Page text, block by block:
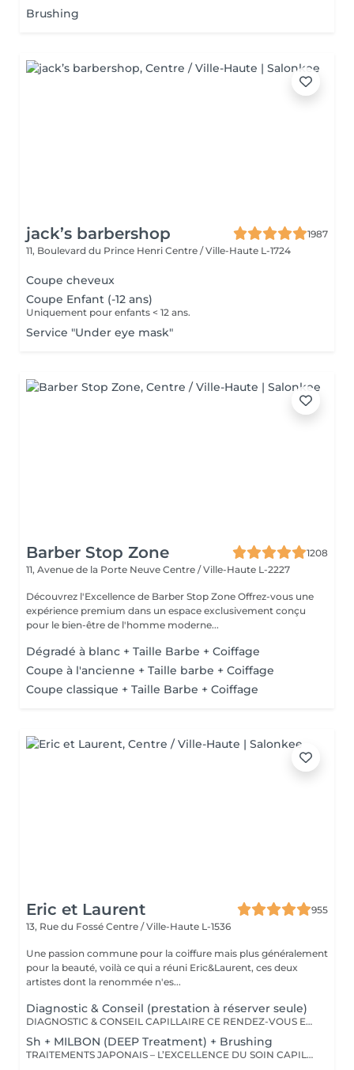
Brushing
jack’s barbershop
1987
11, Boulevard du Prince Henri Centre / Ville-Haute L-1724
Coupe cheveux
Coupe Enfant (-12 ans)
Uniquement pour enfants < 12 ans.
Service "Under eye mask"
Barber Stop Zone
1208
11, Avenue de la Porte Neuve Centre / Ville-Haute L-2227
Découvrez l'Excellence de Barber Stop Zone Offrez-vous une
expérience premium dans un espace exclusivement conçu
pour le bien-être de l'homme moderne...
Dégradé à blanc + Taille Barbe + Coiffage
Coupe à l'ancienne + Taille barbe + Coiffage
Coupe classique + Taille Barbe + Coiffage
Eric et Laurent
955
13, Rue du Fossé Centre / Ville-Haute L-1536
Une passion commune pour la coiffure mais plus généralement
pour la beauté, voilà ce qui a réuni Eric&Laurent, ces deux
artistes dont la renommée n'es...
Diagnostic & Conseil (prestation à réserver seule)
DIAGNOSTIC & CONSEIL CAPILLAIRE CE RENDEZ-VOUS EST EXCLUSIVEMENT RÉSERVÉ À UNE PREMIÈRE RENCONTRE AVEC NOTRE EXPERT CAPILLAIRE AFIN DE RÉALISER UN DIAGNOSTIC PERSONNALISÉ DE VOS CHEVEUX ET DE VOTRE CUIR CHEVELU. CETTE CONSULTATION DOIT ÊTRE RÉSERVÉE SEULE ET NE PEUT ÊTRE ASSOCIÉE À AUCUNE AUTRE PRESTATION OU RÉSERVATION. À L'ISSUE DE CET ÉCHANGE, UN ACCOMPAGNEMENT ET DES RECOMMANDATIONS ADAPTÉS À VOS BESOINS POURRONT VOUS ÊTRE PROPOSÉS. Diagnostic & Conseil Capillaire Prenez un moment privilégié pour échanger autour de vos cheveux, de vos envies et de vos habitudes. Lors de ce rendez-vous, nous réalisons un diagnostic personnalisé du cuir chevelu et de la fibre capillaire, nous vous orientons vers les coupes, couleurs et traitements les plus adaptés à votre image, à votre routine et à la beauté naturelle de vos cheveux. Nous vous apportons également des conseils personnalisés sur l'entretien à la maison ainsi que sur les produits les plus adaptés à vos besoins pour prolonger les résultats et préserver la beauté de vos cheveux au quotidien. Ce moment permet aussi de répondre à toutes vos questions et de construire ensemble un résultat entièrement sur mesure.
Sh + MILBON (DEEP Treatment) + Brushing
TRAITEMENTS JAPONAIS – L’EXCELLENCE DU SOIN CAPILLAIRE Découvrez un univers de soins capillaires japonais haut de gamme, reconnus pour leur technologie avancée et leurs résultats exceptionnels. Des traitements sur-mesure conçus pour répondre aux besoins spécifiques de chaque chevelure : hydratation, réparation, discipline, cuir chevelu ou nutrition . Chaque traitement agit au cœur de la fibre capillaire pour révéler des cheveux visiblement plus sains, brillants et soyeux. -Nos différentes lignes de traitements : SMOOTH (Collagène) Pour les cheveux emmêlés, ternes ou difficiles à coiffer. • Démêle instantanément • Lisse la fibre capillaire • Apporte douceur et brillance • Toucher léger et soyeux REPAIR (CMADK / Kératine) Pour les cheveux sensibilisés, cassants ou très abîmés. • Répare intensément • Renforce la structure interne du cheveu • Reconstruit la fibre en profondeur • Redonne force et élasticité ANTI-FRIZZ (Céramides / 18-MEA) Pour les cheveux indisciplinés, sensibilisés à l’humidité. • Contrôle les frisottis • Réduit le volume excessif • Protège de l’humidité • Facilite le coiffage • Apporte souplesse et brillance SCALP (Hyaluron / Agents Purifiants) Pour rééquilibrer et purifier le cuir chevelu. Idéal en cas de démangeaisons, pellicules, sécheresse ou excès de sébum. • Apaise le cuir chevelu • Purifie en douceur • Rééquilibre la barrière protectrice naturelle • Favorise un environnement sain pour la pousse Veuillez noter : les tarifs peuvent varier selon la longueur des cheveux, la quantité de produit nécessaire et la complexité de la prestation. Supplément possible à partir de +15€. Pour toute demande spécifique, merci de nous contacter.